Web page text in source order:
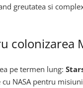
greutatea si
colonizarea
pe termen lung:
cu NASA pentru